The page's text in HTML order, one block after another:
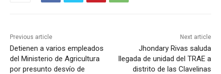
Previous article
Detienen a varios empleados
del Ministerio de Agricultura
por presunto desvío de
Next article
Jhondary Rivas saluda
llegada de unidad del TRAE a
distrito de las Clavelinas